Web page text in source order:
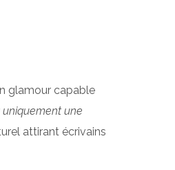
glamour capable
une
attirant écrivains